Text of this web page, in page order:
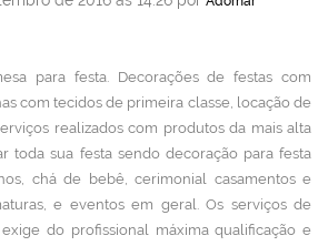
para festa. Decorações de festas com
com tecidos de primeira classe, locação de
realizados com produtos da mais alta
toda sua festa sendo decoração para festa
chá de bebê, cerimonial casamentos e
e eventos em geral. Os serviços de
do profissional máxima qualificação e